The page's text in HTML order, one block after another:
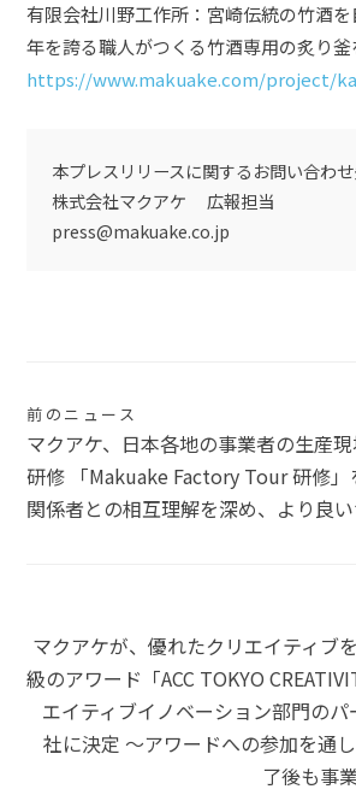
有限会社川野工作所：宮崎伝統の竹酒
年を誇る職人がつくる竹酒専用の炙り釜
https://www.makuake.com/project/
本プレスリリースに関するお問い合わせ
株式会社マクアケ 広報担当
press@makuake.co.jp
投
稿
ナ
ー
シ
ョ
ン
前のニュース
マクアケ、日本各地の事業者の生産
研修 「Makuake Factory Tour 研修」
関係者との相互理解を深め、より良
マクアケが、優れたクリエイティブ
級のアワード「ACC TOKYO
エイティブイノベーション部門のパ
社に決定 〜アワードへの参加を通
了後も事